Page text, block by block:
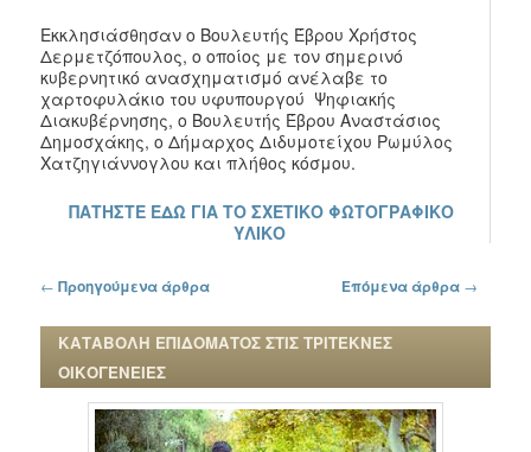
Εκκλησιάσθησαν ο Βουλευτής Έβρου Χρήστος
Δερμετζόπουλος, ο οποίος με τον σημερινό
κυβερνητικό ανασχηματισμό ανέλαβε το
χαρτοφυλάκιο του υφυπουργού Ψηφιακής
Διακυβέρνησης, ο Βουλευτής Έβρου Αναστάσιος
Δημοσχάκης, ο Δήμαρχος Διδυμοτείχου Ρωμύλος
Χατζηγιάννογλου και πλήθος κόσμου.
ΠΑΤΗΣΤΕ ΕΔΩ ΓΙΑ ΤΟ ΣΧΕΤΙΚΟ ΦΩΤΟΓΡΑΦΙΚΟ
ΥΛΙΚΟ
Πλοήγηση στα άρθρα
← Προηγούμενα άρθρα Επόμενα άρθρα →
ΚΑΤΑΒΟΛΗ ΕΠΙΔΟΜΑΤΟΣ ΣΤΙΣ ΤΡΙΤΕΚΝΕΣ
ΟΙΚΟΓΕΝΕΙΕΣ